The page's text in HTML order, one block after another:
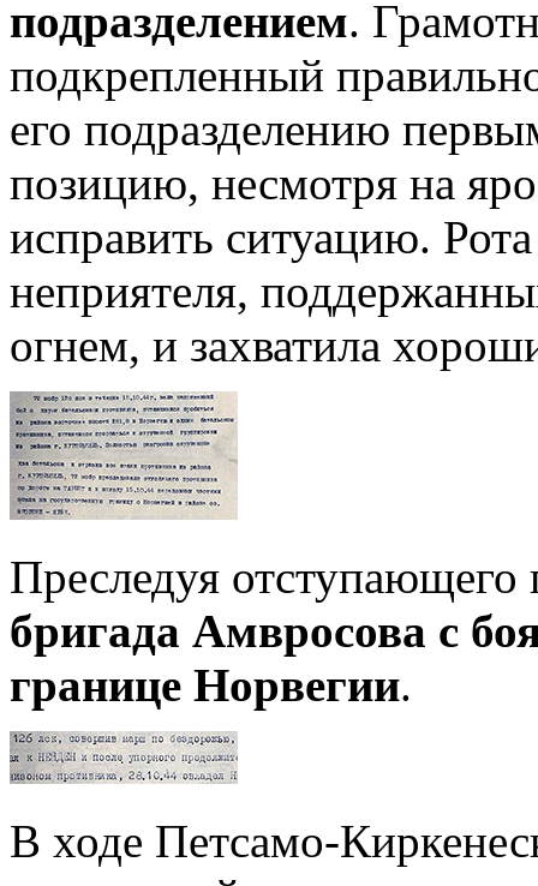
подразделением.
подкрепленный
его подразделению
позицию, несмотря на
исправить ситуацию.
неприятеля,
огнем, и захватила
Преследуя
бригада Амвросова с
границе Норвегии.
В ходе Петсамо-